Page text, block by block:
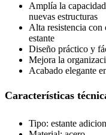
Amplía la
nuevas estructuras
Alta resistencia con
estante
Diseño práctico y
Mejora la
Acabado elegante
Características
Tipo: estante